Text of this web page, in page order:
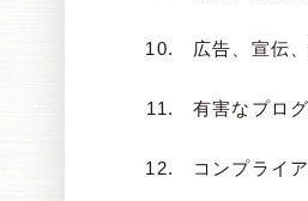
広告、宣伝
有害なプロ
コンプライ